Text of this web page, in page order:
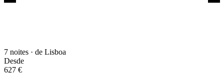
7 noites · de Lisboa
Desde
627 €